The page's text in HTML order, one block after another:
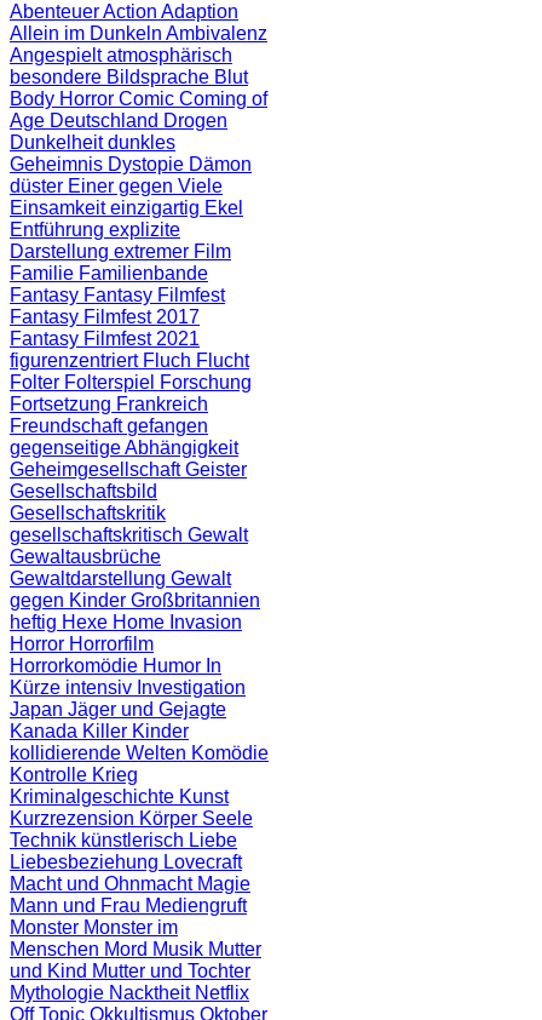
AbenteuerAction Adaption
Allein im Dunkeln Ambivalenz
Angespieltatmosphärisch
besondere Bildsprache Blut
Body Horror Comic Coming of
Age Deutschland Drogen
Dunkelheitdunkles
Geheimnis Dystopie Dämon
düster Einer gegen Viele
Einsamkeiteinzigartig Ekel
Entführung explizite
Darstellung extremer Film
Familie Familienbande
Fantasy Fantasy Filmfest
Fantasy Filmfest 2017
Fantasy Filmfest 2021
figurenzentriert Fluch Flucht
Folter Folterspiel Forschung
Fortsetzung Frankreich
Freundschaftgefangen
gegenseitige Abhängigkeit
GeheimgesellschaftGeister
Gesellschaftsbild
Gesellschaftskritik
gesellschaftskritisch Gewalt
Gewaltausbrüche
Gewaltdarstellung Gewalt
gegen Kinder Großbritannien
heftig Hexe Home Invasion
Horror Horrorfilm
Horrorkomödie Humor In
Kürze intensiv Investigation
Japan Jäger und Gejagte
Kanada Killer Kinder
kollidierende Welten Komödie
Kontrolle Krieg
Kriminalgeschichte Kunst
Kurzrezension Körper Seele
Technik künstlerisch Liebe
Liebesbeziehung Lovecraft
Macht und Ohnmacht Magie
Mann und Frau Mediengruft
Monster Monster im
Menschen Mord Musik Mutter
und Kind Mutter und Tochter
Mythologie Nacktheit Netflix
Off Topic Okkultismus Oktober